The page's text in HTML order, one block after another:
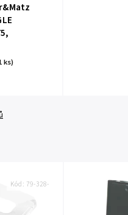
ks)
Kód: 79-328-